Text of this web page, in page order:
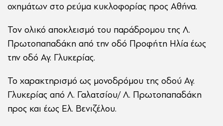
οχημάτων στο ρεύμα κυκλοφορίας προς Αθήνα.
Τον ολικό αποκλεισμό του παράδρομου της Λ.
Πρωτοπαπαδάκη από την οδό Προφήτη Ηλία έως
την οδό Αγ. Γλυκερίας.
Το χαρακτηρισμό ως μονοδρόμου της οδού Αγ.
Γλυκερίας από Λ. Γαλατσίου/ Λ. Πρωτοπαπαδάκη
προς και έως Ελ. Βενιζέλου.